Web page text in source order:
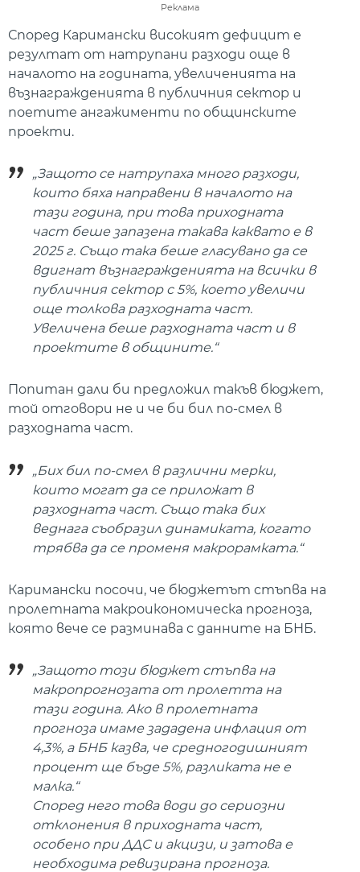
Реклама
Според Каримански високият дефицит е
резултат от натрупани разходи още в
началото на годината, увеличенията на
възнагражденията в публичния сектор и
поетите ангажименти по общинските
проекти.
„Защото се натрупаха много разходи,
които бяха направени в началото на
тази година, при това приходната
част беше запазена такава каквато е в
2025 г. Също така беше гласувано да се
вдигнат възнагражденията на всички в
публичния сектор с 5%, което увеличи
още толкова разходната част.
Увеличена беше разходната част и в
проектите в общините.“
Попитан дали би предложил такъв бюджет,
той отговори не и че би бил по-смел в
разходната част.
„Бих бил по-смел в различни мерки,
които могат да се приложат в
разходната част. Също така бих
веднага съобразил динамиката, когато
трябва да се променя макрорамката.“
Каримански посочи, че бюджетът стъпва на
пролетната макроикономическа прогноза,
която вече се разминава с данните на БНБ.
„Защото този бюджет стъпва на
макропрогнозата от пролетта на
тази година. Ако в пролетната
прогноза имаме зададена инфлация от
4,3%, а БНБ казва, че средногодишният
процент ще бъде 5%, разликата не е
малка.“
Според него това води до сериозни
отклонения в приходната част,
особено при ДДС и акцизи, и затова е
необходима ревизирана прогноза.